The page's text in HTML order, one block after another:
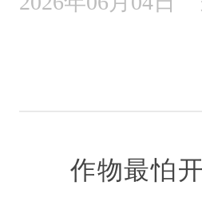
作物最怕